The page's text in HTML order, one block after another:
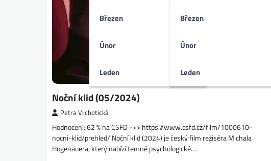
Březen
Únor
Leden
Březen
Únor
Leden
Noční klid (05/2024)
Petra Vrchotická
Hodnocení: 62 % na CSFD ->> https://www.csfd.cz/film/1000610-
nocni-klid/prehled/ Noční klid (2024) je český film režiséra Michala
Hogenauera, který nabízí temné psychologické…